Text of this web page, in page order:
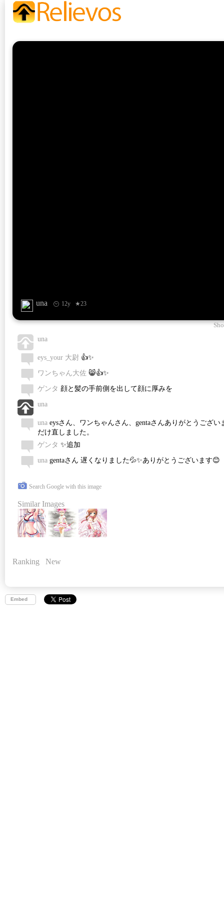
una 12y ★23
una
eys_your 大尉 👍✨
ワンちゃん大佐 😸👍✨
ゲンタ 顔と髪の手前側を出して顔に厚みを
una
una eysさん、ワンちゃんさん、gentaさんありがとうござい
だけ直しました。
ゲンタ ✨追加
una gentaさん 遅くなりました💦✨ありがとうございます😊
Search Google with this image
Similar Images
Ranking New
Embed